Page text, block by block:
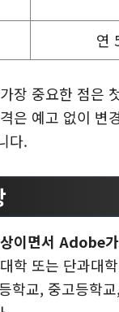
연
장 중요한 점은
은 예고 없이
다.
이면서 Adobe
학 또는 단과대
학교, 중고등학